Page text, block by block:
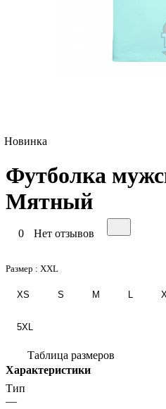
Новинка
Футболка
Мятный
0 Нет отзывов
Размер : XXL
XS S M
5XL
Таблица размеров
Характеристики
Тип
—